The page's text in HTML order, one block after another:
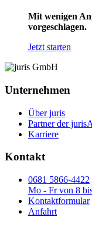
Mit wenigen
vorgeschlagen.
Jetzt starten
Unternehmen
Über juris
Partner der
Karriere
Kontakt
0681 5866-4422
Mo - Fr von 8
Kontaktformular
Anfahrt